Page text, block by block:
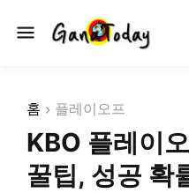
홈 플레이오프
KBO 플레이
꿀팁, 성공 확